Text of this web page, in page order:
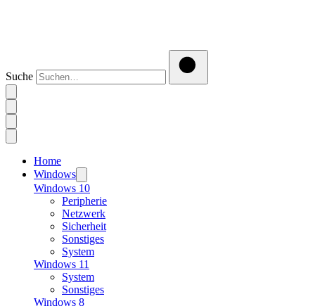
Suche
Home
Windows
Windows 10
Peripherie
Netzwerk
Sicherheit
Sonstiges
System
Windows 11
System
Sonstiges
Windows 8